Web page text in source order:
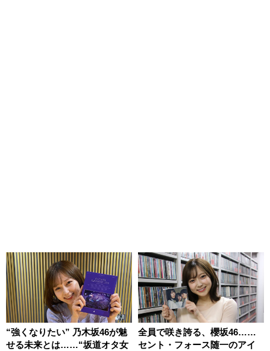
“強くなりたい” 乃木坂46が魅
せる未来とは……“坂道オタ女
全員で咲き誇る、櫻坂46……
セント・フォース随一のアイ